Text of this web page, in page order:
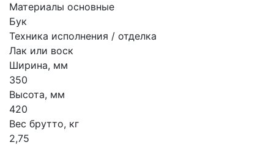
Материалы основные
Бук
Техника исполнения / отделка
Лак или воск
Ширина, мм
350
Высота, мм
420
Вес брутто, кг
2,75